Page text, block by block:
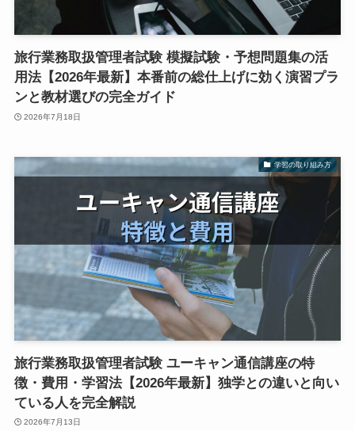
旅行業務取扱管理者試験 模擬試験・予想問題集の活
用法【2026年最新】本番前の総仕上げに効く演習プラ
ンと教材選びの完全ガイド
2026年7月18日
学習の取り組み方
旅行業務取扱管理者試験 ユーキャン通信講座の特
徴・費用・学習法【2026年最新】独学との違いと向い
ている人を完全解説
2026年7月13日